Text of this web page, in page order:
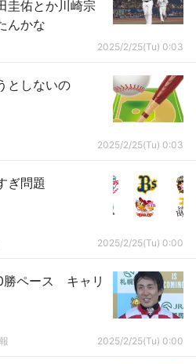
圭佑とか川崎宗
んかな
2025/2/25(Tu) 0:03
としないの
2025/2/25(Tu) 0:03
ぎ問題
2025/2/25(Tu) 0:00
勝ペース キャリ
2025/2/25(Tu) 0:00